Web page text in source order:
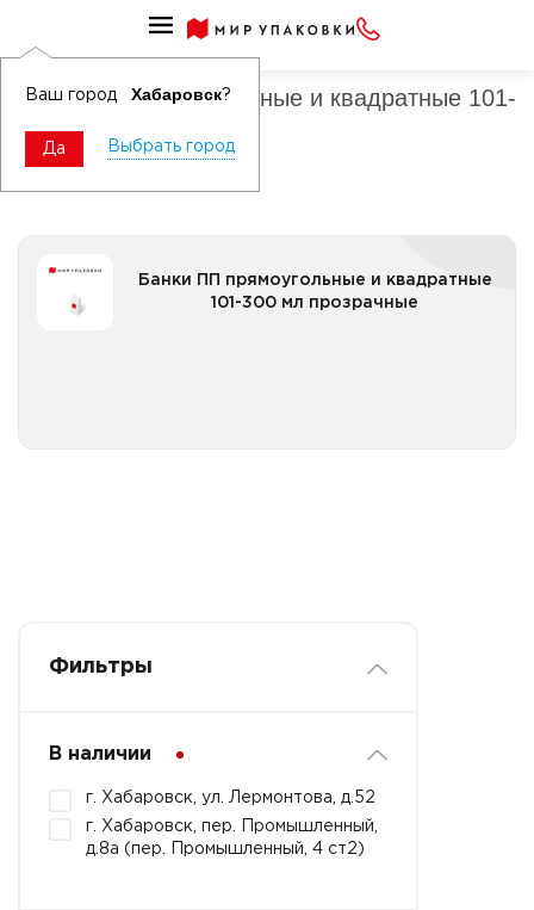
Ваш город Хабаровск?
Да Выбрать город
Банки ПП прямоугольные и квадратные 101-
Банки ПП прямоугольные и квадратные
101-300 мл прозрачные
Банки ПП прямоугольные и квадратные 101-300 мл
прозрачные
Фильтры
В наличии
г. Хабаровск, ул. Лермонтова, д.52
г. Хабаровск, пер. Промышленный,
д.8а (пер. Промышленный, 4 ст2)